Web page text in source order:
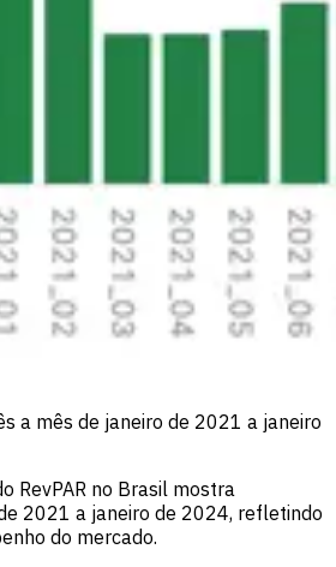
a mês de janeiro de 2021 a janeiro
RevPAR no Brasil mostra
2021 a janeiro de 2024, refletindo
do mercado.